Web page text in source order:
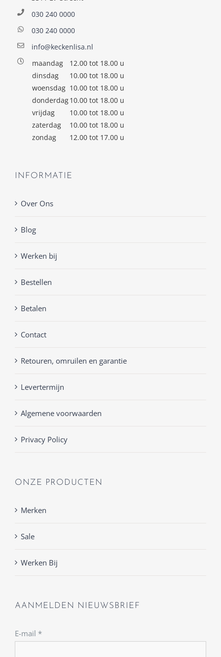
030 240 0000
030 240 0000
info@keckenlisa.nl
maandag
12.00 tot 18.00 u
dinsdag
10.00 tot 18.00 u
woensdag 10.00 tot 18.00 u
donderdag10.00 tot 18.00 u
vrijdag
10.00 tot 18.00 u
zaterdag
10.00 tot 18.00 u
zondag
12.00 tot 17.00 u
INFORMATIE
Over Ons
Blog
Werken bij
Bestellen
Betalen
Contact
Retouren, omruilen en garantie
Levertermijn
Algemene voorwaarden
Privacy Policy
ONZE PRODUCTEN
Merken
Sale
Werken Bij
AANMELDEN NIEUWSBRIEF
E-mail *